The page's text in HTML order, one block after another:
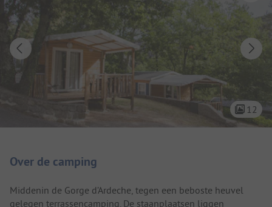
12
Over de camping
Middenin de Gorge d’Ardeche, tegen een beboste heuvel
gelegen terrassencamping. De staanplaatsen liggen